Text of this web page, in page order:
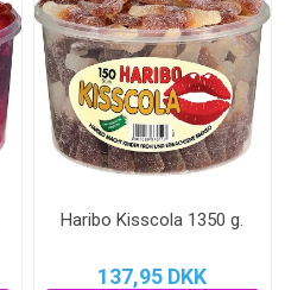
Haribo Kisscola 1350 g.
137,95 DKK